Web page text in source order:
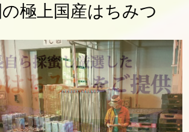
極上国産はちみつ